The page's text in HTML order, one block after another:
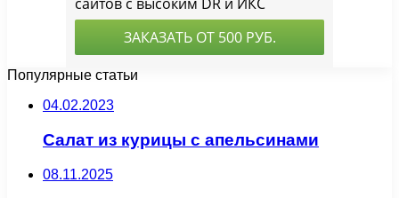
Популярные статьи
04.02.2023
Салат из курицы с апельсинами
08.11.2025